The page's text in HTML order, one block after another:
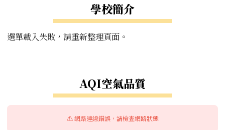
學校簡介
選單載入失敗，請重新整理頁面。
AQI空氣品質
⚠️ 網路連線錯誤，請檢查網路狀態